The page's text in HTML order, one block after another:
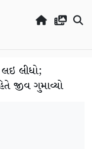
લીધો;
જીવ ગુમાવ્યો